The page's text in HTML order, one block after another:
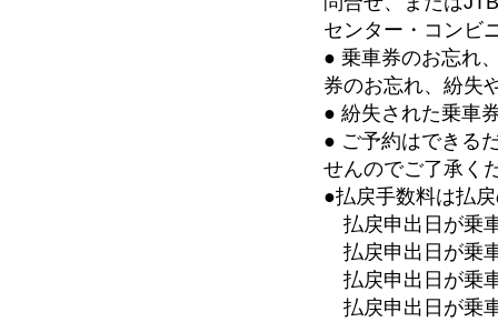
センター・コンビ
● 乗車券のお忘れ
券のお忘れ、紛失
● 紛失された乗車
● ご予約はできる
せんのでご了承く
●払戻手数料は払
払戻申出日が乗
払戻申出日が乗
払戻申出日が乗
払戻申出日が乗